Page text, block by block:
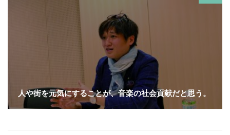
人や街を元気にすることが、音楽の社会貢献だと思う。
ヒグマ
ピュース ビヨンド
ファシリテーション
フォイヤーシュタイン
フォトコンテスト
フォント
ぷかぷか
プラスチックごみ
プラスチック対策